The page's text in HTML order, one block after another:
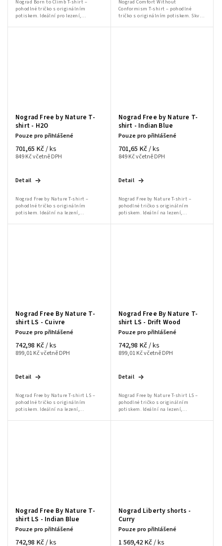
Nograd Born to Climb T-shirt –
pohodlné tričko s originálním
potiskem. Ideální pro lezení,
Nograd Comfort Without
Conformism T-shirt – pohodlné
tričko s originálním potiskem. Skvělé
Nograd Free by Nature T-
shirt - H2O
Pouze pro přihlášené
849 Kč včetně DPH
701,65 Kč/ ks
Detail
Nograd Free by Nature T-shirt –
pohodlné tričko s originálním
potiskem. Ideální na lezení,
Nograd Free by Nature T-
shirt - Indian Blue
Pouze pro přihlášené
849 Kč včetně DPH
701,65 Kč/ ks
Detail
Nograd Free by Nature T-shirt –
pohodlné tričko s originálním
potiskem. Ideální na lezení,
Nograd Free By Nature T-
shirt LS - Cuivre
Pouze pro přihlášené
899,01 Kč včetně DPH
742,98 Kč/ ks
Detail
Nograd Free by Nature T-shirt LS –
pohodlné tričko s originálním
potiskem. Ideální na lezení,
Nograd Free By Nature T-
shirt LS - Drift Wood
Pouze pro přihlášené
899,01 Kč včetně DPH
742,98 Kč/ ks
Detail
Nograd Free by Nature T-shirt LS –
pohodlné tričko s originálním
potiskem. Ideální na lezení,
Nograd Free By Nature T-
shirt LS - Indian Blue
Pouze pro přihlášené
742,98 Kč/ ks
Nograd Liberty shorts -
Curry
Pouze pro přihlášené
1 569,42 Kč/ ks